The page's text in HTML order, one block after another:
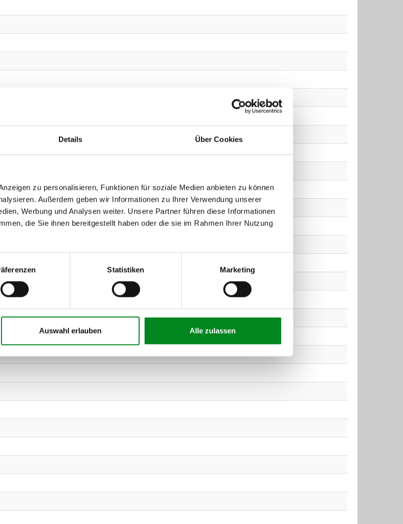
Details Über Cookies
zu personalisieren, Funktionen für soziale Medien anbieten zu können
Außerdem geben wir Informationen zu Ihrer Verwendung unserer
Werbung und Analysen weiter. Unsere Partner führen diese Informationen
die Sie ihnen bereitgestellt haben oder die sie im Rahmen Ihrer Nutzung
Statistiken Marketing
Auswahl erlauben Alle zulassen